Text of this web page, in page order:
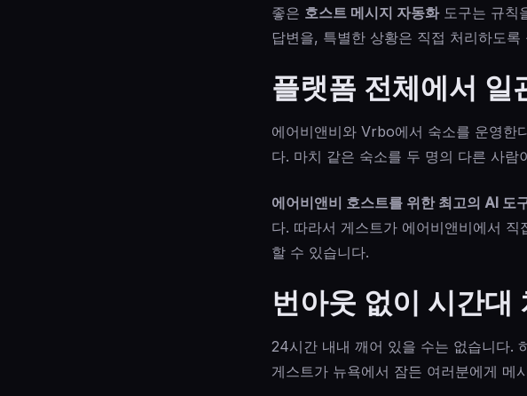
좋은 호스트 메시지 자동화도구는 규칙
답변을, 특별한 상황은 직접 처리하도록
플랫폼 전체에서 일
에어비앤비와 Vrbo에서 숙소를 운영한
다. 마치 같은 숙소를 두 명의 다른 사
에어비앤비 호스트를 위한 최고의 AI 도
다. 따라서 게스트가 에어비앤비에서
할 수 있습니다.
번아웃 없이 시간대
24시간 내내 깨어 있을 수는 없습니다.
게스트가 뉴욕에서 잠든 여러분에게 메